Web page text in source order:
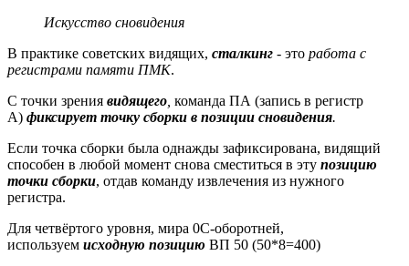
Искусство сновидения
В практике советских видящих, сталкинг - это работа с
регистрами памяти ПМК.
С точки зрения видящего команда ПА (запись в регистр
А) фиксирует точку сборки в позиции сновидения.
Если точка сборки была однажды зафиксирована, видящий
способен в любой момент снова сместиться в эту позицию
точки сборки, отдав команду извлечения из нужного
регистра.
Для четвёртого уровня, мира 0С-оборотней,
используем исходную позицию ВП 50 (50*8=400)